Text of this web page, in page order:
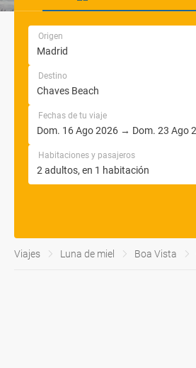
Origen
Destino
Fechas de tu viaje
Habitaciones y pasajeros
Viajes Luna de miel Boa Vista